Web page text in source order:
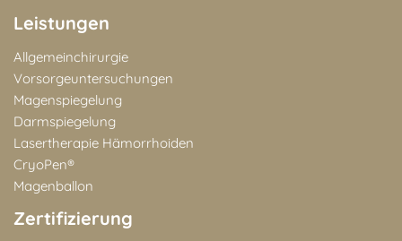
Leistungen
Allgemeinchirurgie
Vorsorgeuntersuchungen
Magenspiegelung
Darmspiegelung
Lasertherapie Hämorrhoiden
CryoPen®
Magenballon
Zertifizierung